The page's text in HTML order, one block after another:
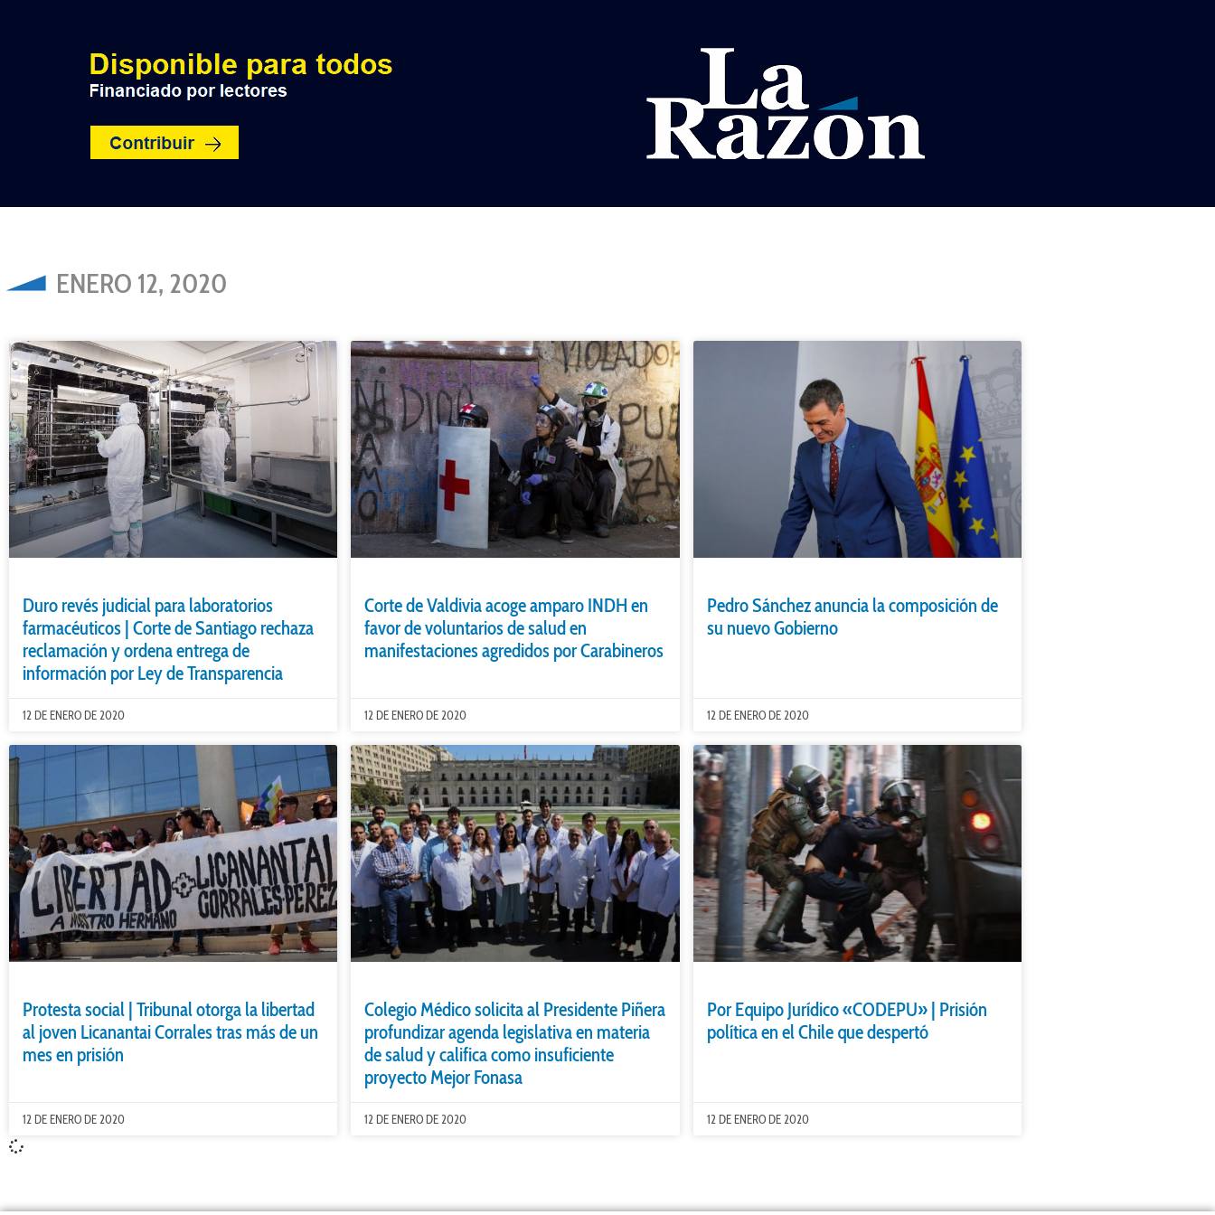
ENERO 12, 2020
Duro revés judicial para laboratorios
farmacéuticos | Corte de Santiago rechaza
reclamación y ordena entrega de
información por Ley de Transparencia
12 DE ENERO DE 2020
Corte de Valdivia acoge amparo INDH en
favor de voluntarios de salud en
manifestaciones agredidos por Carabineros
12 DE ENERO DE 2020
Pedro Sánchez anuncia la composición de
su nuevo Gobierno
12 DE ENERO DE 2020
Protesta social | Tribunal otorga la libertad
al joven Licanantai Corrales tras más de un
mes en prisión
12 DE ENERO DE 2020
Colegio Médico solicita al Presidente Piñera
profundizar agenda legislativa en materia
de salud y califica como insuficiente
proyecto Mejor Fonasa
12 DE ENERO DE 2020
Por Equipo Jurídico «CODEPU» | Prisión
política en el Chile que despertó
12 DE ENERO DE 2020